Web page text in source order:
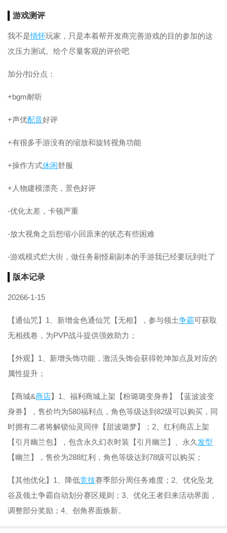
游戏测评
我不是情怀玩家，只是本着帮开发商完善游戏的目的参加的这
次压力测试。给个尽量客观的评价吧
加分/扣分点：
+bgm耐听
+声优配音好评
+有很多手游没有的缩放和旋转视角功能
+操作方式休闲舒服
+人物建模漂亮，景色好评
-优化太差，卡顿严重
-放大视角之后想缩小回原来的状态有些困难
-游戏模式烂大街，做任务刷怪刷副本的手游我已经要玩到吐了
版本记录
20266-1-15
【通仙咒】1、新增金色通仙咒【无相】，参与领土争霸可获取
无相残卷，为PVP战斗提供强效助力；
【外观】1、新增头饰功能，激活头饰会获得乾坤加点及对应的
属性提升；
【商城&商店】1、福利商城上架【粉璐璐变身券】【蓝波波变
身券】，售价均为580福利点，角色等级达到82级可以购买，同
时拥有二者将解锁仙灵同伴【甜波璐梦】；2、红利商店上架
【引月幽兰包】，包含永久幻衣时装【引月幽兰】、永久 发型
【幽兰】，售价为288红利，角色等级达到78级可以购买；
【其他优化】1、降低竞技赛季部分周任务难度；2、优化坠龙
谷及领土争霸自动划分赛区规则；3、优化王者归来活动界面，
调整部分奖励；4、创角界面焕新。